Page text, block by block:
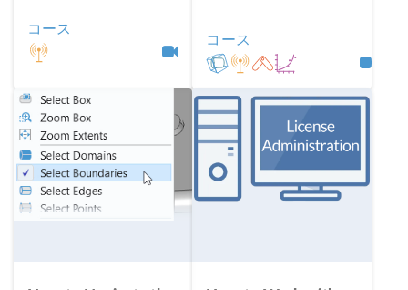
コース
コース